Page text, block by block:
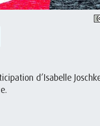
d’Isabelle